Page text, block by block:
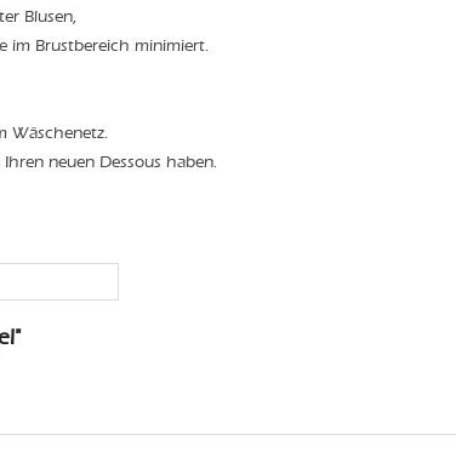
Blusen,
im Brustbereich minimiert.
Wäschenetz.
neuen Dessous haben.